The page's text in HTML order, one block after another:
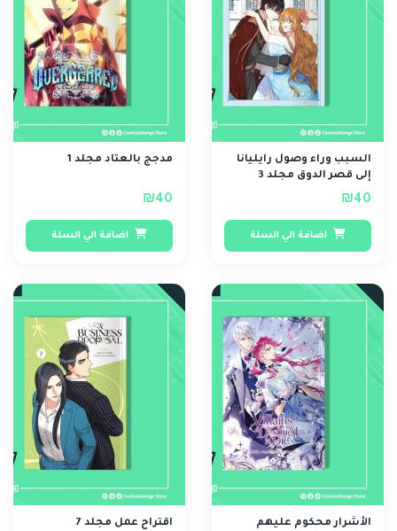
السبب وراء وصول رايليانا
إلى قصر الدوق مجلد 3
₪40
اضافة الي السلة
مدجج بالعتاد مجلد 1
₪40
اضافة الي السلة
الأشرار محكوم عليهم
اقتراح عمل مجلد 7